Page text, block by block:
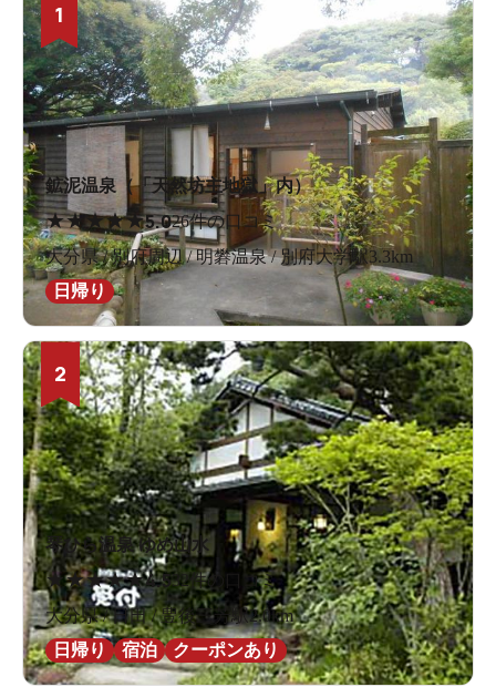
1
鉱泥温泉（「天然坊主地獄」内）
★★★★★5.026件の口コミ
大分県 / 別府周辺 / 明礬温泉 / 別府大学駅3.3km
日帰り
2
琴ひら温泉 ゆめ山水
★★★★★4.532件の口コミ
大分県 / 日田 / 豊後三芳駅2.0km
日帰り
宿泊 クーポンあり